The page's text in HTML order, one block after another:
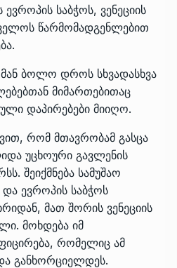
საბჭოს, ვენეციის
წარმომადგენლებით
ბოლო დროს სხვადასხვა
მიმართებითაც
დაპირებები მიიღო.
რომ მთავრობამ გასცა
უცხოური გავლენის
შეიქმნება სამუშაო
ევროპის საბჭოს
მათ შორის ვენეციის
მოხდება იმ
რომელიც ამ
განხორციელდეს.